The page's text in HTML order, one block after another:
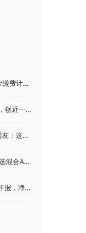
公积金缴费计算器2019（公积金缴费计算器）
天赐材料：融资余额13.96亿元，创近一年新低（08-23）
男子野泳被浪拍到了另一个市 网友：这真是人生全靠浪啊
8月23日基金净值：华安策略优选混合A最新净值1.7533，跌1.73%
股价9连阴后，隔膜龙头公布半年报，净利大幅滑坡！硅料价格6连涨，下游组件酝酿涨价，光伏企业盈利改善